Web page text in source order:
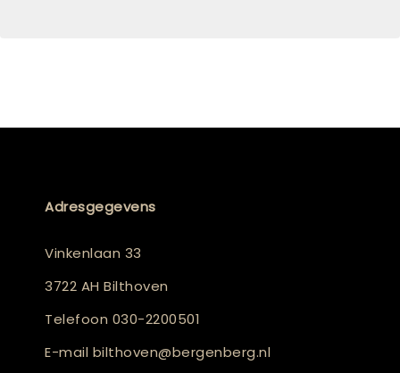
Adresgegevens
Vinkenlaan 33
3722 AH Bilthoven
Telefoon 030-2200501
E-mail bilthoven@bergenberg.nl